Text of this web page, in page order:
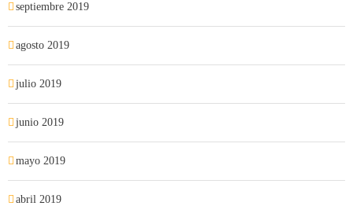
septiembre 2019
agosto 2019
julio 2019
junio 2019
mayo 2019
abril 2019